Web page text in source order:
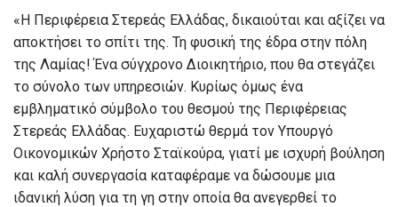
«Η Περιφέρεια Στερεάς Ελλάδας, δικαιούται και αξίζει να
αποκτήσει το σπίτι της. Τη φυσική της έδρα στην πόλη
της Λαμίας! Ένα σύγχρονο Διοικητήριο, που θα στεγάζει
το σύνολο των υπηρεσιών. Κυρίως όμως ένα
εμβληματικό σύμβολο του θεσμού της Περιφέρειας
Στερεάς Ελλάδας. Ευχαριστώ θερμά τον Υπουργό
Οικονομικών Χρήστο Σταϊκούρα, γιατί με ισχυρή βούληση
και καλή συνεργασία καταφέραμε να δώσουμε μια
ιδανική λύση για τη γη στην οποία θα ανεγερθεί το